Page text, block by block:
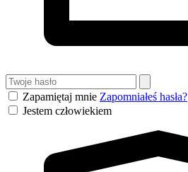
Zapamiętaj mnie Zapomniałeś hasła?
Jestem człowiekiem